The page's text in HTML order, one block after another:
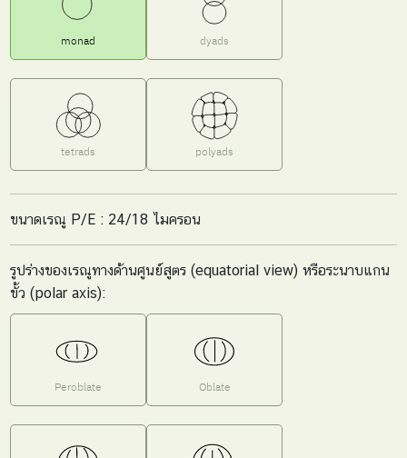
monad dyads
tetrads polyads
ขนาดเรณู P/E : 24/18 ไมครอน
รูปร่างของเรณูทางด้านศูนย์สูตร (equatorial view) หรือระนาบแกน
ขั้ว (polar axis):
Peroblate Oblate